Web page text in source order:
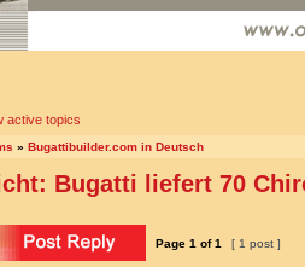
active topics
» Bugattibuilder.com in Deutsch
Bugatti liefert 70
Page 1 of1 [ 1 post ]